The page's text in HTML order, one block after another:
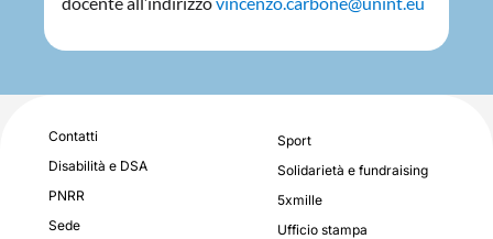
Contatti
Disabilità e DSA
PNRR
Sede
Sport
Solidarietà e fundraising
5xmille
Ufficio stampa